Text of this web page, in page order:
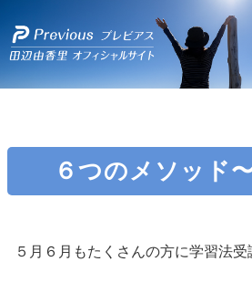
６つのメソッド
５月６月もたくさんの方に学習法受